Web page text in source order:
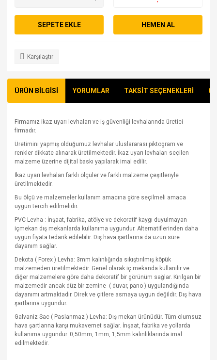
SEPETE EKLE HEMEN AL
Karşılaştır
ÜRÜN BİLGİSİ YORUMLAR TAKSİT SEÇENEKLERİ
Firmamız ikaz uyarı levhaları ve iş güvenliği levhalarında üretici
firmadır.
Üretimini yapmış olduğumuz levhalar uluslararası piktogram ve
renkler dikkate alınarak üretilmektedir. İkaz uyarı levhaları seçilen
malzeme üzerine dijital baskı yapılarak imal edilir.
İkaz uyarı levhaları farklı ölçüler ve farklı malzeme çeşitleriyle
üretilmektedir.
Bu ölçü ve malzemeler kullanım amacına göre seçilmeli amaca
uygun tercih edilmelidir.
PVC Levha : İnşaat, fabrika, atölye ve dekoratif kaygı duyulmayan
içmekan dış mekanlarda kullanıma uygundur. Alternatiflerinden daha
uygun fiyata tedarik edilebilir. Dış hava şartlarına da uzun süre
dayanım sağlar.
Dekota ( Forex ) Levha: 3mm kalınlığında sıkıştırılmış köpük
malzemeden üretilmektedir. Genel olarak iç mekanda kullanılır ve
diğer malzemelere göre daha dekoratif bir görünüm sağlar. Kırılgan bir
malzemedir ancak düz bir zemine ( duvar, pano ) uygulandığında
dayanımı artmaktadır. Direk ve çitlere asmaya uygun değildir. Dış hava
şartlarına uygundur.
Galvaniz Sac ( Paslanmaz ) Levha: Dış mekan ürünüdür. Tüm olumsuz
hava şartlarına karşı mukavemet sağlar. İnşaat, fabrika ve yollarda
kullanıma uygundur. 0,50mm, 1mm, 1,5mm kalınlıklarında imal
edilmektedir.